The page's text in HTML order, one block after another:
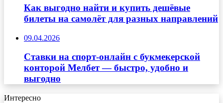
Как выгодно найти и купить дешёвые
билеты на самолёт для разных направлений
09.04.2026
Ставки на спорт-онлайн с букмекерской
конторой Мелбет — быстро, удобно и
выгодно
Интересно